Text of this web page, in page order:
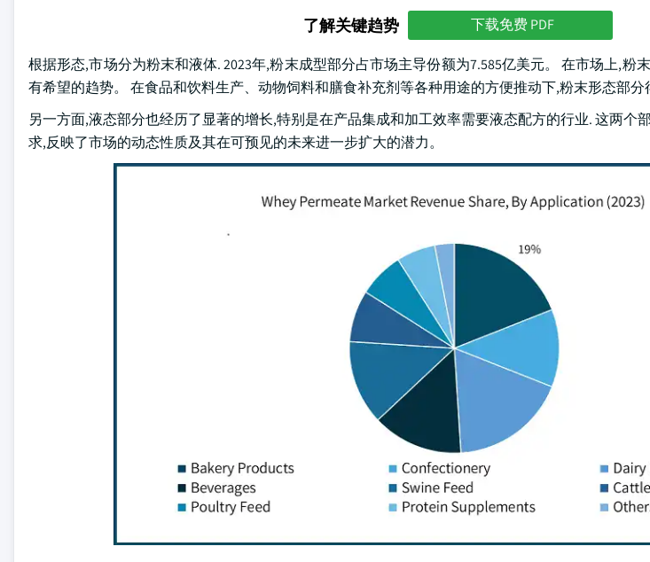
了解关键趋势 下载免费 PDF
根据形态,市场分为粉末和液体. 2023年,粉末成型部分占市场主导份额为7.585亿美元。 在市场上,粉
有希望的趋势。 在食品和饮料生产、动物饲料和膳食补充剂等各种用途的方便推动下,粉末形态部分
另一方面,液态部分也经历了显著的增长,特别是在产品集成和加工效率需要液态配方的行业. 这两个
求,反映了市场的动态性质及其在可预见的未来进一步扩大的潜力。